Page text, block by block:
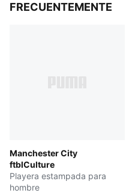
FRECUENTEMENTE
Manchester City
ftblCulture
Playera estampada para
hombre